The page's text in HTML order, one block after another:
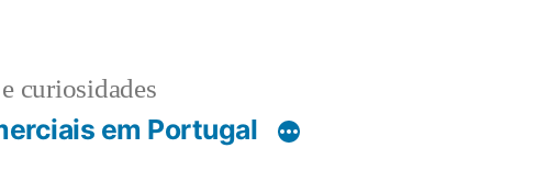
curiosidades
em Portugal